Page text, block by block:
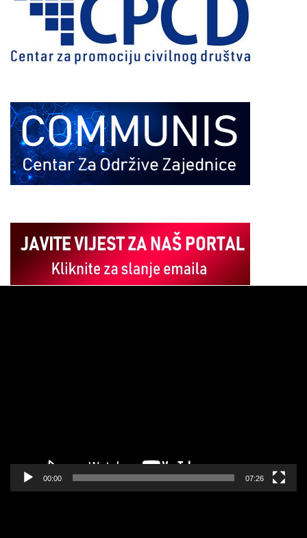
00:00 07:26